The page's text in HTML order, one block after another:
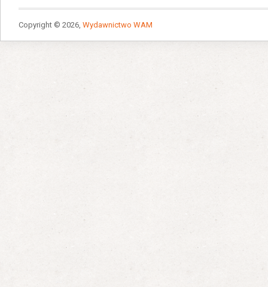
Copyright © 2026, Wydawnictwo WAM